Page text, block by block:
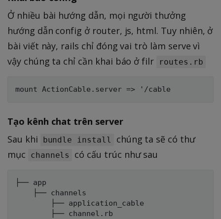
Ở nhiều bài hướng dẫn, mọi người thưởng
hướng dẫn config ở router, js, html. Tuy nhiên, ở
bài viết này, rails chỉ đóng vai trò làm serve vì
vậy chúng ta chỉ cần khai báo ở filr
routes.rb
Tạo kênh chat trên server
Sau khi bundle install
chúng ta sẽ có thư
mục
channels có cấu trúc như sau
├── app
    ├── channels
        ├── application_cable
        ├── channel.rb